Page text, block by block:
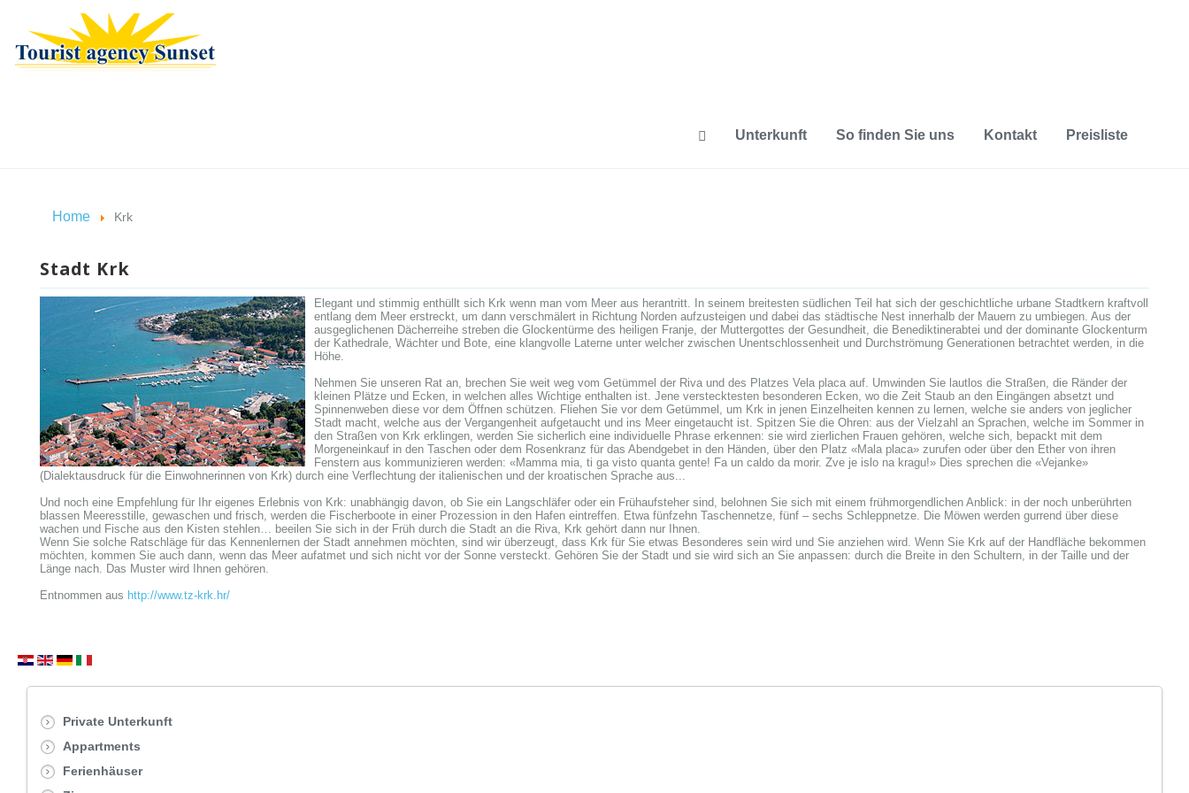
Unterkunft So finden Sie uns Kontakt Preisliste
Home Krk
Stadt Krk
Elegant und stimmig enthüllt sich Krk wenn man vom Meer aus herantritt. In seinem breitesten südlichen Teil hat sich der geschichtliche urbane Stadtkern kraftvoll
entlang dem Meer erstreckt, um dann verschmälert in Richtung Norden aufzusteigen und dabei das städtische Nest innerhalb der Mauern zu umbiegen. Aus der
ausgeglichenen Dächerreihe streben die Glockentürme des heiligen Franje, der Muttergottes der Gesundheit, die Benediktinerabtei und der dominante Glockenturm
der Kathedrale, Wächter und Bote, eine klangvolle Laterne unter welcher zwischen Unentschlossenheit und Durchströmung Generationen betrachtet werden, in die
Höhe.
Nehmen Sie unseren Rat an, brechen Sie weit weg vom Getümmel der Riva und des Platzes Vela placa auf. Umwinden Sie lautlos die Straßen, die Ränder der
kleinen Plätze und Ecken, in welchen alles Wichtige enthalten ist. Jene verstecktesten besonderen Ecken, wo die Zeit Staub an den Eingängen absetzt und
Spinnenweben diese vor dem Öffnen schützen. Fliehen Sie vor dem Getümmel, um Krk in jenen Einzelheiten kennen zu lernen, welche sie anders von jeglicher
Stadt macht, welche aus der Vergangenheit aufgetaucht und ins Meer eingetaucht ist. Spitzen Sie die Ohren: aus der Vielzahl an Sprachen, welche im Sommer in
den Straßen von Krk erklingen, werden Sie sicherlich eine individuelle Phrase erkennen: sie wird zierlichen Frauen gehören, welche sich, bepackt mit dem
Morgeneinkauf in den Taschen oder dem Rosenkranz für das Abendgebet in den Händen, über den Platz «Mala placa» zurufen oder über den Ether von ihren
Fenstern aus kommunizieren werden: «Mamma mia, ti ga visto quanta gente! Fa un caldo da morir. Zve je islo na kragu!» Dies sprechen die «Vejanke»
(Dialektausdruck für die Einwohnerinnen von Krk) durch eine Verflechtung der italienischen und der kroatischen Sprache aus...
Und noch eine Empfehlung für Ihr eigenes Erlebnis von Krk: unabhängig davon, ob Sie ein Langschläfer oder ein Frühaufsteher sind, belohnen Sie sich mit einem frühmorgendlichen Anblick: in der noch unberührten
blassen Meeresstille, gewaschen und frisch, werden die Fischerboote in einer Prozession in den Hafen eintreffen. Etwa fünfzehn Taschennetze, fünf – sechs Schleppnetze. Die Möwen werden gurrend über diese
wachen und Fische aus den Kisten stehlen… beeilen Sie sich in der Früh durch die Stadt an die Riva, Krk gehört dann nur Ihnen.
Wenn Sie solche Ratschläge für das Kennenlernen der Stadt annehmen möchten, sind wir überzeugt, dass Krk für Sie etwas Besonderes sein wird und Sie anziehen wird. Wenn Sie Krk auf der Handfläche bekommen
möchten, kommen Sie auch dann, wenn das Meer aufatmet und sich nicht vor der Sonne versteckt. Gehören Sie der Stadt und sie wird sich an Sie anpassen: durch die Breite in den Schultern, in der Taille und der
Länge nach. Das Muster wird Ihnen gehören.
Entnommen aus http://www.tz-krk.hr/
Private Unterkunft
Appartments
Ferienhäuser